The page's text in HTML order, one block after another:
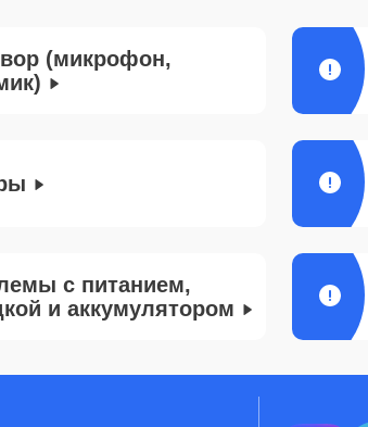
(микрофон,
с питанием,
и аккумулятором